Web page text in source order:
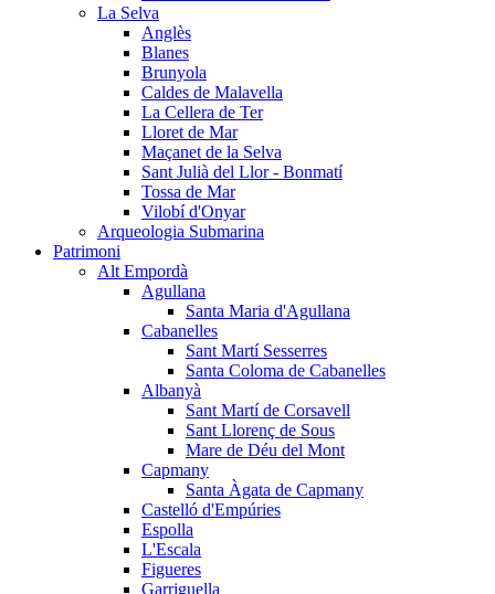
La Selva
Anglès
Blanes
Brunyola
Caldes de Malavella
La Cellera de Ter
Lloret de Mar
Maçanet de la Selva
Sant Julià del Llor - Bonmatí
Tossa de Mar
Vilobí d'Onyar
Arqueologia Submarina
Patrimoni
Alt Empordà
Agullana
Santa Maria d'Agullana
Cabanelles
Sant Martí Sesserres
Santa Coloma de Cabanelles
Albanyà
Sant Martí de Corsavell
Sant Llorenç de Sous
Mare de Déu del Mont
Capmany
Santa Àgata de Capmany
Castelló d'Empúries
Espolla
L'Escala
Figueres
Garriguella